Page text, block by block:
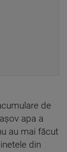
de
apa a
au mai făcut
din